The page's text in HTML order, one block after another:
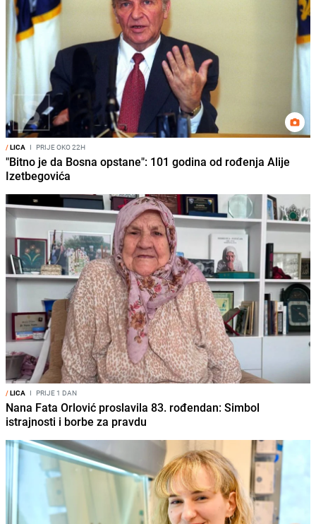
/LICA I PRIJE OKO 22H
"Bitno je da Bosna opstane": 101 godina od rođenja Alije
Izetbegovića
/LICA I PRIJE 1 DAN
Nana Fata Orlović proslavila 83. rođendan: Simbol
istrajnosti i borbe za pravdu